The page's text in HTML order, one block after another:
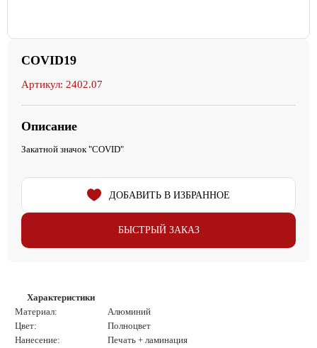
COVID19
Артикул: 2402.07
Описание
Закатной значок "COVID"
БЫСТРЫЙ ЗАКАЗ
ДОБАВИТЬ В ИЗБРАННОЕ
Характеристики
Материал:
Алюминий
Цвет:
Полноцвет
Нанесение:
Печать + ламинация